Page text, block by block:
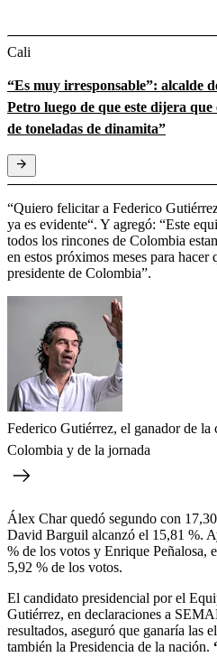
Cali
“Es muy irresponsable”: alcalde
Petro luego de que este dijera que
de toneladas de dinamita”
“Quiero felicitar a Federico
ya es evidente“. Y agregó: “Este
todos los rincones de Colombia
en estos próximos meses para hacer
presidente de Colombia”.
Federico Gutiérrez, el ganador de
Colombia y de la jornada
Álex Char quedó segundo con
David Barguil alcanzó el 15,81 %.
% de los votos y Enrique Peñalosa,
5,92 % de los votos.
El candidato presidencial por el
Gutiérrez, en declaraciones a
resultados, aseguró que ganaría las
también la Presidencia de la nación.